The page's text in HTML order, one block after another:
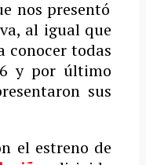
nos presentó
al igual que
conocer todas
y por último
sus
el estreno de